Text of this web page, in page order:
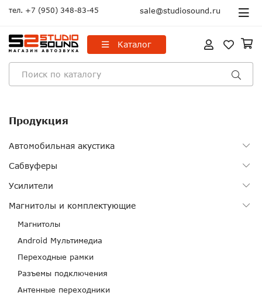
тел. +7 (950) 348-83-45 sale@studiosound.ru
Каталог
Продукция
Автомобильная акустика
Сабвуферы
Усилители
Магнитолы и комплектующие
Магнитолы
Android Мультимедиа
Переходные рамки
Разъемы подключения
Антенные переходники